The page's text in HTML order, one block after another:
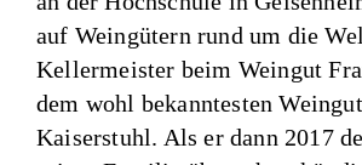
auf Weingütern rund um die
Kellermeister beim Weingut
dem wohl bekanntesten
Kaiserstuhl. Als er dann 2017